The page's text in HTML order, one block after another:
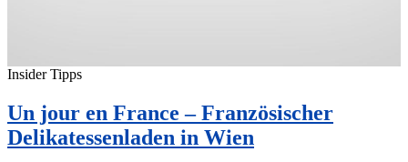
Insider Tipps
Un jour en France – Französischer
Delikatessenladen in Wien